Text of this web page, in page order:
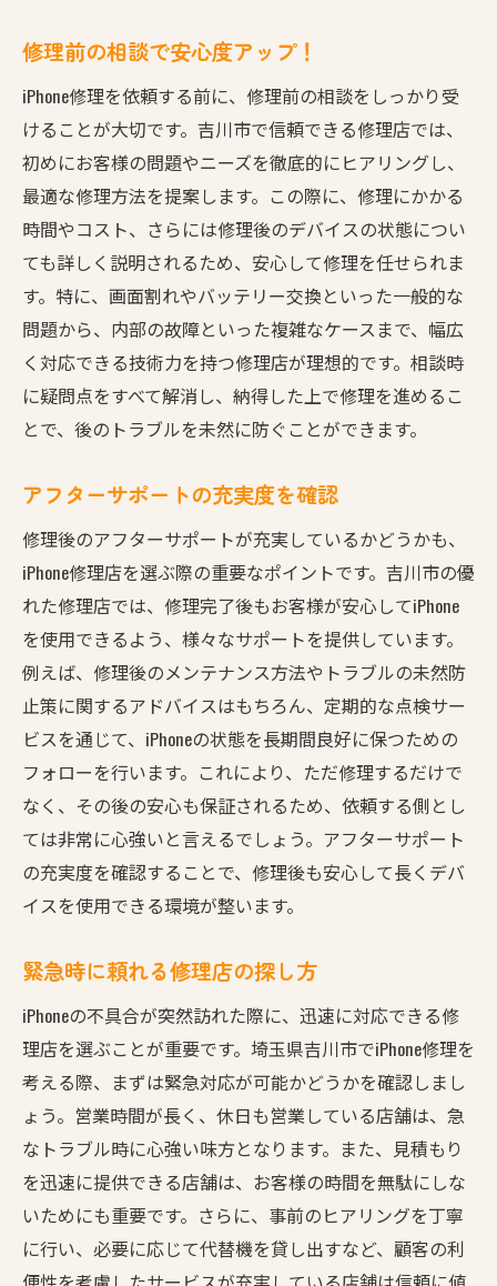
魅力
エコに貢献するバッテリー交換
長持ちするバッテリーの選び方
修理後のバッテリー管理の方法
安全・安心なバッテリー交換の流れ
廃棄バッテリーの適切な処理方法
信頼できる吉川市のiPhone修理でスマホライフを
快適に
お客様の満足度を高める修理サービス
長期間使用するためのメンテナンス
修理後のアフターフォローで安心を
スマホライフを支える便利なポイント
地域密着型の修理店を選ぶ理由
吉川市のiPhone修理で画面割れを迅速に解決する
方法
画面割れの原因と予防策を知る
速やかに修理を受けるための手順
修理後の画面を守るアクセサリー
画面割れ時の応急処置法を理解する
最新の修理技術で高品質を実現
修理店の選び方で失敗しないコツ
プロフェッショナルに任せる吉川市でのiPhone修
修理依頼前に知っておくべきこと
修理店での受付から完了までのプロセス
修理後の確認事項とその重要性
プロフェッショナルが持つ技術力の秘密
お客様のニーズに応える修理プラン
修理前後の丁寧な説明で安心感を提供
修理前の相談で安心度アップ！
iPhone修理を依頼する前に、修理前の相談をしっかり受
けることが大切です。吉川市で信頼できる修理店では、
初めにお客様の問題やニーズを徹底的にヒアリングし、
最適な修理方法を提案します。この際に、修理にかかる
時間やコスト、さらには修理後のデバイスの状態につい
ても詳しく説明されるため、安心して修理を任せられま
す。特に、画面割れやバッテリー交換といった一般的な
問題から、内部の故障といった複雑なケースまで、幅広
く対応できる技術力を持つ修理店が理想的です。相談時
に疑問点をすべて解消し、納得した上で修理を進めるこ
とで、後のトラブルを未然に防ぐことができます。
アフターサポートの充実度を確認
修理後のアフターサポートが充実しているかどうかも、
iPhone修理店を選ぶ際の重要なポイントです。吉川市の優
れた修理店では、修理完了後もお客様が安心してiPhone
を使用できるよう、様々なサポートを提供しています。
例えば、修理後のメンテナンス方法やトラブルの未然防
止策に関するアドバイスはもちろん、定期的な点検サー
ビスを通じて、iPhoneの状態を長期間良好に保つための
フォローを行います。これにより、ただ修理するだけで
なく、その後の安心も保証されるため、依頼する側とし
ては非常に心強いと言えるでしょう。アフターサポート
の充実度を確認することで、修理後も安心して長くデバ
イスを使用できる環境が整います。
緊急時に頼れる修理店の探し方
iPhoneの不具合が突然訪れた際に、迅速に対応できる修
理店を選ぶことが重要です。埼玉県吉川市でiPhone修理を
考える際、まずは緊急対応が可能かどうかを確認しまし
ょう。営業時間が長く、休日も営業している店舗は、急
なトラブル時に心強い味方となります。また、見積もり
を迅速に提供できる店舗は、お客様の時間を無駄にしな
いためにも重要です。さらに、事前のヒアリングを丁寧
に行い、必要に応じて代替機を貸し出すなど、顧客の利